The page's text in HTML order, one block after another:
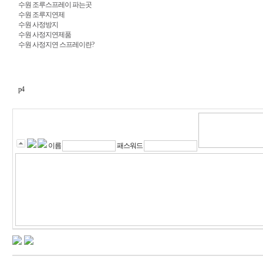
수원 조루스프레이 파는곳
수원 조루지연제
수원 사정방지
수원 사정지연제품
수원 사정지연 스프레이란?
p4
이름 패스워드